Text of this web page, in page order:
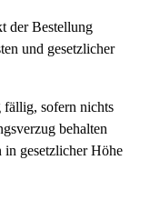
der Bestellung
und gesetzlicher
fällig, sofern nichts
behalten
in gesetzlicher Höhe